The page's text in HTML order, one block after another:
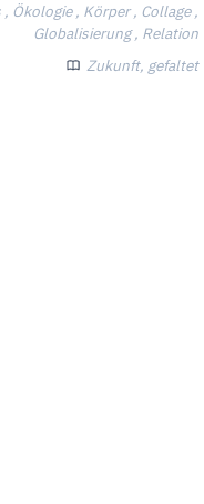
Ökologie , Körper , Collage ,
Globalisierung , Relation
Zukunft, gefaltet